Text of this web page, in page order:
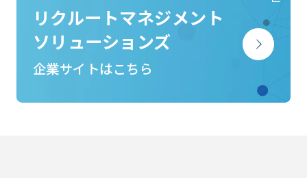
リクルートマネジメント
ソリューションズ
企業サイトはこちら